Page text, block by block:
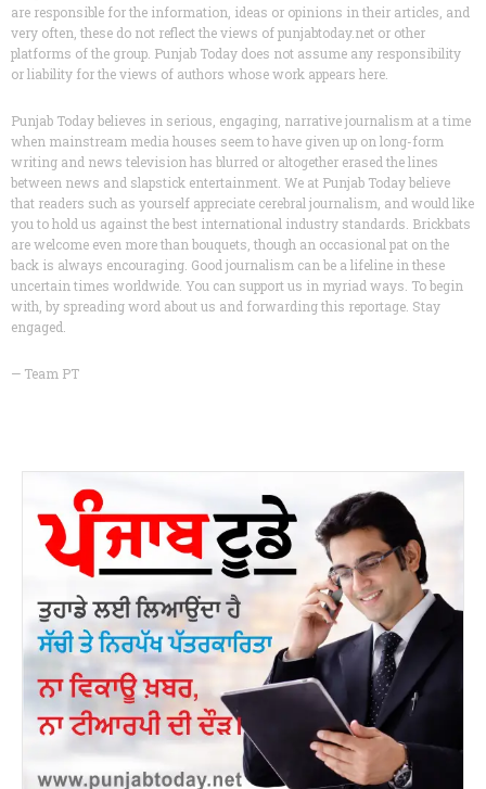
are responsible for the information, ideas or opinions in their articles, and
very often, these do not reflect the views of punjabtoday.net or other
platforms of the group. Punjab Today does not assume any responsibility
or liability for the views of authors whose work appears here.
Punjab Today believes in serious, engaging, narrative journalism at a time
when mainstream media houses seem to have given up on long-form
writing and news television has blurred or altogether erased the lines
between news and slapstick entertainment. We at Punjab Today believe
that readers such as yourself appreciate cerebral journalism, and would like
you to hold us against the best international industry standards. Brickbats
are welcome even more than bouquets, though an occasional pat on the
back is always encouraging. Good journalism can be a lifeline in these
uncertain times worldwide. You can support us in myriad ways. To begin
with, by spreading word about us and forwarding this reportage. Stay
engaged.
— Team PT